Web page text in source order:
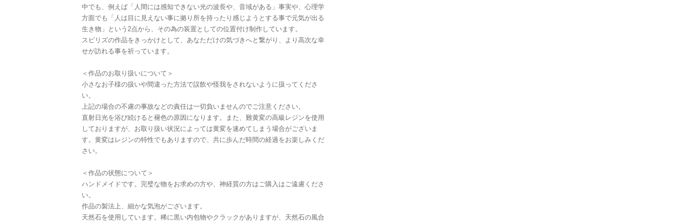
中でも、例えば「人間には感知できない光の波長や、音域がある」事実や、心理学
方面でも「人は目に見えない事に拠り所を持ったり感じようとする事で元気が出る
生き物」という2点から、その為の装置としての位置付け制作しています。
スピリズの作品をきっかけとして、あなただけの気づきへと繋がり、より高次な幸
せが訪れる事を祈っています。
＜作品のお取り扱いについて＞
小さなお子様の扱いや間違った方法で誤飲や怪我をされないように扱ってくださ
い。
上記の場合の不慮の事故などの責任は一切負いませんのでご注意ください。
直射日光を浴び続けると褪色の原因になります。また、難黄変の高級レジンを使用
しておりますが、お取り扱い状況によっては黄変を速めてしまう場合がございま
す。黄変はレジンの特性でもありますので、共に歩んだ時間の経過をお楽しみくだ
さい。
＜作品の状態について＞
ハンドメイドです。完璧な物をお求めの方や、神経質の方はご購入はご遠慮くださ
い。
作品の製法上、細かな気泡がございます。
天然石を使用しています。稀に黒い内包物やクラックがありますが、天然石の風合